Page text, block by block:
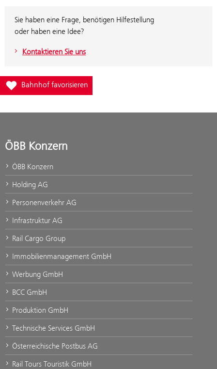
Sie haben eine Frage, benötigen Hilfestellung
oder haben eine Idee?
Kontaktieren Sie uns
Füge Bahnhof Forst Hilti zur Favoritenliste hinzu
Bahnhof favorisieren
ÖBB Konzern
ÖBB Konzern
Holding AG
Personenverkehr AG
Infrastruktur AG
Rail Cargo Group
Immobilienmanagement GmbH
Werbung GmbH
BCC GmbH
Produktion GmbH
Technische Services GmbH
Österreichische Postbus AG
Rail Tours Touristik GmbH